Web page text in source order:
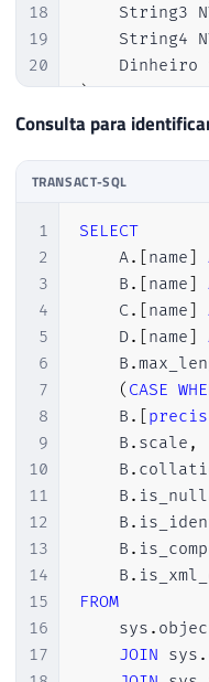
18
19
20
21
String3
String4
)
Consulta para
TRANSACT-SQL
1
2
3
4
5
6
7
8
9
10
11
12
13
14
15
16
17
SELECT
    A
. [name]
    B
. [name]
    C
. [name]
    D
. [name]
    B
.
( CASE
    B
. [
    B
. scale ,
    B
.
    B
.
    B
.
    B
.
    B
.
FROM
    sys
.
JOIN sys .